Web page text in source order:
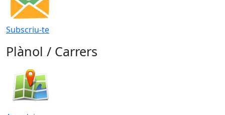
Subscriu-te
Plànol / Carrers